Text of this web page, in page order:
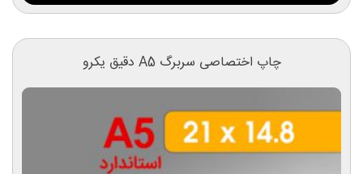
چاپ اختصاصی سربرگ A5 دقیق یکرو